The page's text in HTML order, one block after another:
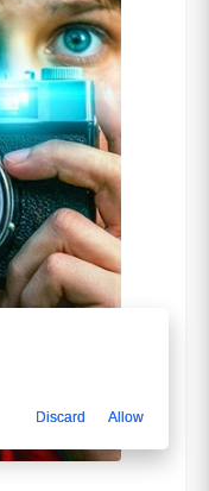
Discard Allow